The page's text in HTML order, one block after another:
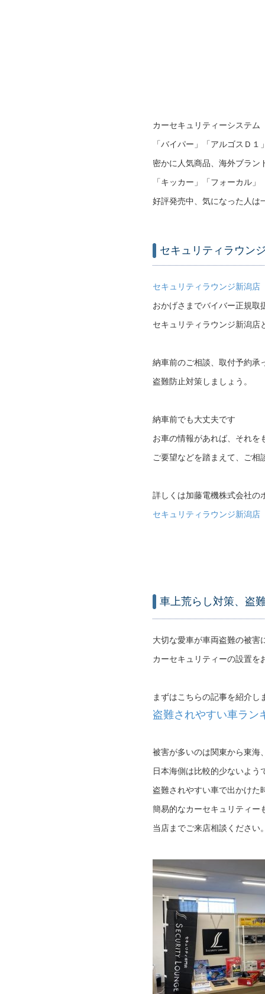
カーセキュリティーシステム
「バイパー」「アルゴスＤ１
密かに人気商品、海外ブラン
「キッカー」「フォーカル
好評発売中、気になった人は
セキュリティラウン
セキュリティラウンジ新潟店
おかげさまでバイバー正規取
セキュリティラウンジ新潟店
納車前のご相談、取付予約承
盗難防止対策しましょう。
納車前でも大丈夫です
お車の情報があれば、それを
ご要望などを踏まえて、ご相
詳しくは加藤電機株式会社の
セキュリティラウンジ新潟店
車上荒らし対策、盗
大切な愛車が車両盗難の被害
カーセキュリティーの設置を
まずはこちらの記事を紹介し
盗難されやすい車ラン
被害が多いのは関東から東海
日本海側は比較的少ないよう
盗難されやすい車で出かけた
簡易的なカーセキュリティー
当店までご来店相談ください